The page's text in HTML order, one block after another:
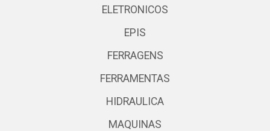
ELETRONICOS
EPIS
FERRAGENS
FERRAMENTAS
HIDRAULICA
MAQUINAS